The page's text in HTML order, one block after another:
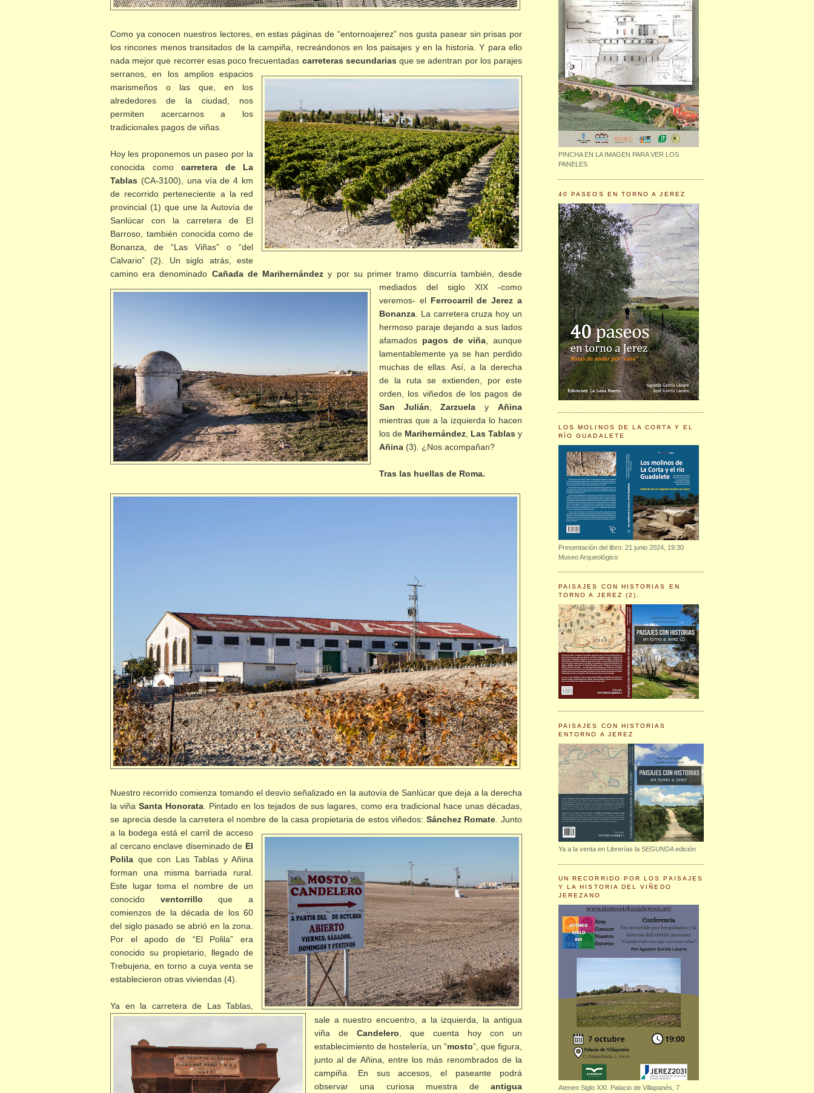
Como ya conocen nuestros lectores, en estas páginas de “entornoajerez” nos gusta pasear sin prisas por
los rincones menos transitados de la campiña, recreándonos en los paisajes y en la historia. Y para ello
nada mejor que recorrer esas poco frecuentadas carreteras secundarias que se adentran por los parajes
serranos, en los amplios espacios
marismeños o las que, en los
alrededores de la ciudad, nos
permiten acercarnos a los
tradicionales pagos de viñas.
Hoy les proponemos un paseo por la
conocida comocarretera de La
Tablas (CA-3100), una vía de 4 km
de recorrido perteneciente a la red
provincial (1) que une la Autovía de
Sanlúcar con la carretera de El
Barroso, también conocida como de
Bonanza, de “Las Viñas” o “del
Calvario” (2). Un siglo atrás, este
camino era denominado Cañada de Marihernández y por su primer tramo discurría también, desde
mediados del siglo XIX -como
veremos- el Ferrocarril de Jerez a
Bonanza. La carretera cruza hoy un
hermoso paraje dejando a sus lados
afamados pagos de viña, aunque
lamentablemente ya se han perdido
muchas de ellas. Así, a la derecha
de la ruta se extienden, por este
orden, los viñedos de los pagos de
San Julián ,Zarzuela yAñina
mientras que a la izquierda lo hacen
los de Marihernández, Las Tablas y
Añina(3). ¿Nos acompañan?
Tras las huellas de Roma.
Nuestro recorrido comienza tomando el desvío señalizado en la autovía de Sanlúcar que deja a la derecha
la viña Santa Honorata. Pintado en los tejados de sus lagares, como era tradicional hace unas décadas,
se aprecia desde la carretera el nombre de la casa propietaria de estosviñedos: Sánchez Romate . Junto
a la bodega está el carril de acceso
al cercano enclave diseminado de El
Polila que con Las Tablas y Añina
forman una misma barriada rural.
Este lugar toma el nombre de un
conocido ventorrillo que a
comienzos de la década de los 60
del siglo pasado se abrió en la zona.
Por el apodo de “El Polila” era
conocido su propietario, llegado de
Trebujena, en torno a cuya venta se
establecieron otras viviendas (4).
Ya en la carretera de Las Tablas,
sale a nuestro encuentro, a la izquierda, la antigua
viña de Candelero , que cuenta hoy con un
establecimiento de hostelería, un “mosto”, que figura,
junto al de Añina, entre los más renombrados de la
campiña. En sus accesos, el paseante podrá
observar una curiosa muestra de antigua
PINCHA EN LA IMAGEN PARA VER LOS
PANELES
40 PASEOS EN TORNO A JEREZ
LOS MOLINOS DE LA CORTA Y EL
RÍO GUADALETE
Presentación del libro: 21 junio 2024, 19:30
Museo Arqueológico
PAISAJES CON HISTORIAS EN
TORNO A JEREZ (2).
PAISAJES CON HISTORIAS
ENTORNO A JEREZ
Ya a la venta en Librerías la SEGUNDA edición
UN RECORRIDO POR LOS PAISAJES
Y LA HISTORIA DEL VIÑEDO
JEREZANO
Ateneo Siglo XXI. Palacio de Villapanés, 7